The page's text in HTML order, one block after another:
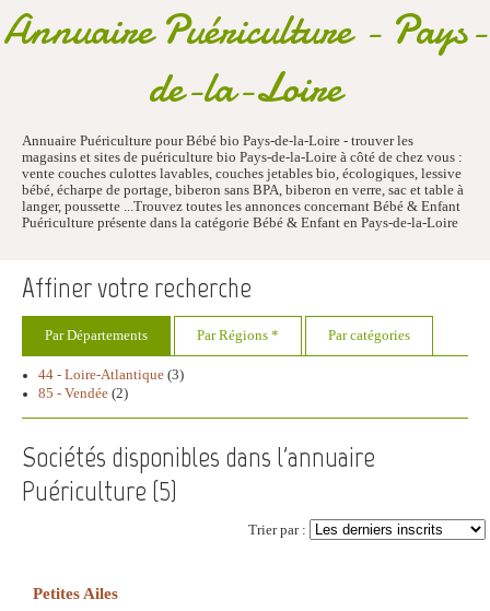
Annuaire Puériculture - Pays-
de-la-Loire
Annuaire Puériculture pour Bébé bio Pays-de-la-Loire - trouver les
magasins et sites de puériculture bio Pays-de-la-Loire à côté de chez vous :
vente couches culottes lavables, couches jetables bio, écologiques, lessive
bébé, écharpe de portage, biberon sans BPA, biberon en verre, sac et table à
langer, poussette ...Trouvez toutes les annonces concernant Bébé & Enfant
Puériculture présente dans la catégorie Bébé & Enfant en Pays-de-la-Loire
Affiner votre recherche
Par Départements Par Régions * Par catégories
44 - Loire-Atlantique (3)
85 - Vendée (2)
Sociétés disponibles dans l'annuaire
Puériculture (5)
Trier par :
Petites Ailes